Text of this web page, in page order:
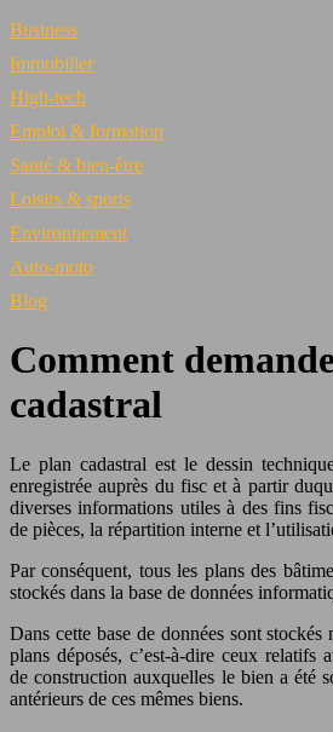
Business
Immobilier
High-tech
Emploi & formation
Santé & bien-être
Loisirs & sports
Environnement
Auto-moto
Blog
Comment
cadastral
Le plan cadastral est le dessin
enregistrée auprès du fisc et à partir
diverses informations utiles à des fins
de pièces, la répartition interne et
Par conséquent, tous les plans des
stockés dans la base de données
Dans cette base de données sont stockés
plans déposés, c’est-à-dire ceux relatifs
de construction auxquelles le bien a été
antérieurs de ces mêmes biens.